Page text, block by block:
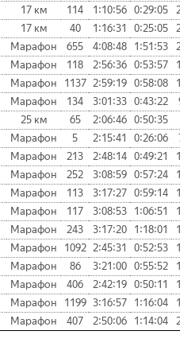
17 км 114 1:10:56 0:29:05
17 км 40 1:16:31 0:25:05
Марафон 655 4:08:48 1:51:53
Марафон 118 2:56:36 0:53:57
Марафон 1137 2:59:19 0:58:08
Марафон 134 3:01:33 0:43:22
25 км 65 2:06:46 0:50:35
Марафон 5 2:15:41 0:26:06
Марафон 213 2:48:14 0:49:21
Марафон 252 3:08:59 0:57:24
Марафон 113 3:17:27 0:59:14
Марафон 117 3:08:53 1:06:51
Марафон 243 3:17:20 1:18:01
Марафон 1092 2:45:31 0:52:53
Марафон 86 3:21:00 0:55:52
Марафон 406 2:42:19 0:50:11
Марафон 1199 3:16:57 1:16:04
Марафон 407 2:50:06 1:14:04